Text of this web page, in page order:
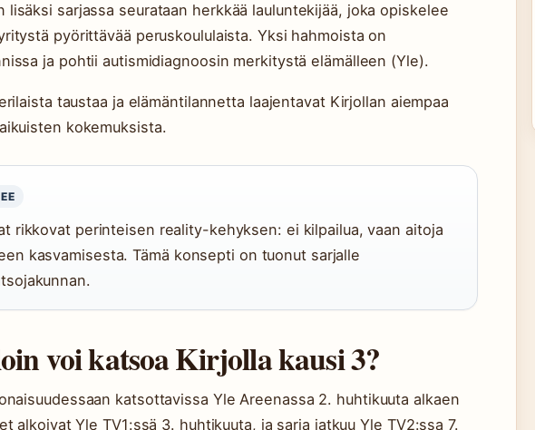
lisäksi sarjassa seurataan herkkää lauluntekijää, joka opiskelee
pyörittävää peruskoululaista. Yksi hahmoista on
ja pohtii autismidiagnoosin merkitystä elämälleen (Yle).
taustaa ja elämäntilannetta laajentavat Kirjollan aiempaa
kokemuksista.
rikkovat perinteisen reality-kehyksen: ei kilpailua, vaan aitoja
kasvamisesta. Tämä konsepti on tuonut sarjalle
voi katsoa Kirjolla kausi 3?
katsottavissa Yle Areenassa 2. huhtikuuta alkaen
alkoivat Yle TV1:ssä 3. huhtikuuta, ja sarja jatkuu Yle TV2:ssa 7.